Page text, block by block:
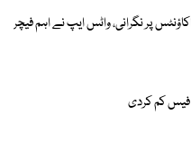
پر نگرانی، واٹس ایپ نے اہم فیچر
فیس کم کردی